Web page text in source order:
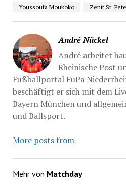
Youssoufa Moukoko
Zenit St.
André Nückel
André arbeitet
Rheinische Post
Fußballportal FuPa
beschäftigt er sich mit dem
Bayern München und
und Ballsport.
More posts from
Mehr von Matchday